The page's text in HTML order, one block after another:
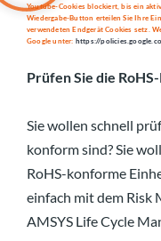
Youtube-Cookies blockiert, bis ein
Wiedergabe-Button erteilen Sie Ihre
verwendeten Endgerät Cookies setz.
Google unter: https://
Prüfen Sie die
Sie wollen schnell
konform sind? Sie
RoHS-konforme
einfach mit dem Risk
AMSYS Life Cycle